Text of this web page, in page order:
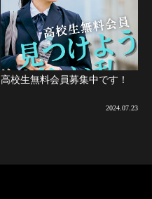
高校生無料会員募集中です！
2024.07.23